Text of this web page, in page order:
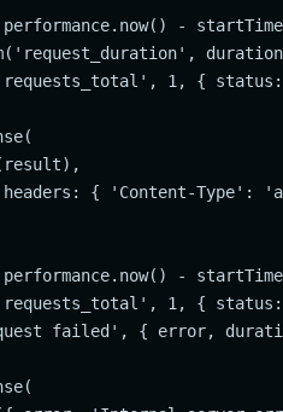
- startTime
1, {
{ 'Content-Type':
- startTime
1, {
failed', { error,